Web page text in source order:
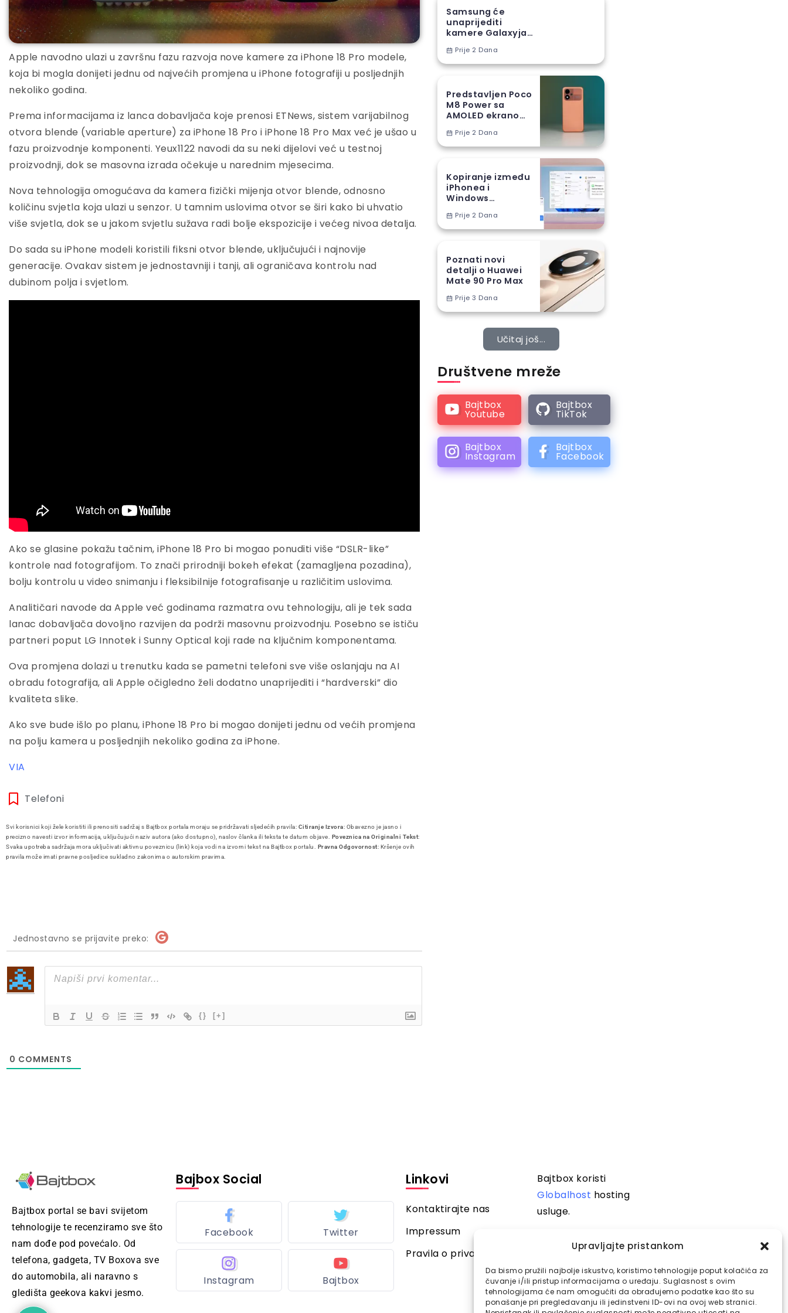
Upravljajte pristankom
Da bismo pružili najbolje iskustvo, koristimo tehnologije poput kolačića za
čuvanje i/ili pristup informacijama o uređaju. Suglasnost s ovim
tehnologijama će nam omogućiti da obrađujemo podatke kao što su
ponašanje pri pregledavanju ili jedinstveni ID-ovi na ovoj web stranici.
Apple navodno ulazi u završnu fazu razvoja nove kamere za iPhone 18 Pro modele,
koja bi mogla donijeti jednu od najvećih promjena u iPhone fotografiji u posljednjih
nekoliko godina.
Prema informacijama iz lanca dobavljača koje prenosi ETNews, sistem varijabilnog
otvora blende (variable aperture) za iPhone 18 Pro i iPhone 18 Pro Max već je ušao u
fazu proizvodnje komponenti. Yeux1122 navodi da su neki dijelovi već u testnoj
proizvodnji, dok se masovna izrada očekuje u narednim mjesecima.
Nova tehnologija omogućava da kamera fizički mijenja otvor blende, odnosno
količinu svjetla koja ulazi u senzor. U tamnim uslovima otvor se širi kako bi uhvatio
više svjetla, dok se u jakom svjetlu sužava radi bolje ekspozicije i većeg nivoa detalja.
Do sada su iPhone modeli koristili fiksni otvor blende, uključujući i najnovije
generacije. Ovakav sistem je jednostavniji i tanji, ali ograničava kontrolu nad
dubinom polja i svjetlom.
Ako se glasine pokažu tačnim, iPhone 18 Pro bi mogao ponuditi više “DSLR-like”
kontrole nad fotografijom. To znači prirodniji bokeh efekat (zamagljena pozadina),
bolju kontrolu u video snimanju i fleksibilnije fotografisanje u različitim uslovima.
Analitičari navode da Apple već godinama razmatra ovu tehnologiju, ali je tek sada
lanac dobavljača dovoljno razvijen da podrži masovnu proizvodnju. Posebno se ističu
partneri poput LG Innotek i Sunny Optical koji rade na ključnim komponentama.
Ova promjena dolazi u trenutku kada se pametni telefoni sve više oslanjaju na AI
obradu fotografija, ali Apple očigledno želi dodatno unaprijediti i “hardverski” dio
kvaliteta slike.
Ako sve bude išlo po planu, iPhone 18 Pro bi mogao donijeti jednu od većih promjena
na polju kamera u posljednjih nekoliko godina za iPhone.
VIA
Telefoni
Samsung će
unaprijediti
kamere Galaxyja
proizvodnom
tehnikom
Prije 2 Dana
Predstavljen Poco
M8 Power sa
AMOLED ekranom i
baterijom
Prije 2 Dana
Kopiranje između
iPhonea i
Windows
EUPrije 2 Dana
Poznati novi
detalji o Huawei
Mate 90 Pro Max
Prije 3 Dana
Učitaj još...
Društvene mreže
Bajtbox
Youtube
Bajtbox
TikTok
Bajtbox
Instagram
Bajtbox
Facebook
Svi korisnici koji žele koristiti ili prenositi sadržaj s Bajtbox portala moraju se pridržavati sljedećih pravila: Citiranje Izvora: Obavezno je jasno i
precizno navesti izvor informacija, uključujući naziv autora (ako dostupno), naslov članka ili teksta te datum objave. Poveznica na Originalni Tekst:
Svaka upotreba sadržaja mora uključivati aktivnu poveznicu (link) koja vodi na izvorni tekst na Bajtbox portalu. Pravna Odgovornost: Kršenje ovih
pravila može imati pravne posljedice sukladno zakonima o autorskim pravima.
Jednostavno se prijavite preko:
{} [+]
0 COMMENTS
Bajtbox portal se bavi svijetom
tehnologije te recenziramo sve što
nam dođe pod povećalo. Od
telefona, gadgeta, TV Boxova sve
do automobila, ali naravno s
gledišta geekova kakvi jesmo.
Bajbox Social
Facebook Twitter
Instagram Bajtbox
Linkovi
Kontaktirajte nas
Impressum
Pravila o privatnosti
Bajtbox koristi
Globalhost hosting
usluge.